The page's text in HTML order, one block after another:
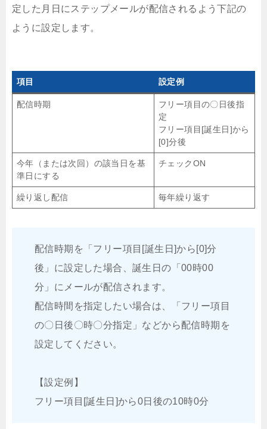
定した月日にステップメールが配信されるよう下記の
ように設定します。
項目 設定例
配信時期
フリー項目の〇日後指
定
フリー項目[誕生日]から
[0]分後
今年（または次回）の該当日を基
準日にする
チェックON
繰り返し配信 毎年繰り返す
配信時期を「フリー項目[誕生日]から[0]分
後」に設定した場合、誕生日の「00時00
分」にメールが配信されます。
配信時間を指定したい場合は、「フリー項目
の〇日後〇時〇分指定」などから配信時期を
設定してください。
【設定例】
フリー項目[誕生日]から0日後の10時0分